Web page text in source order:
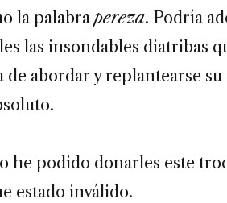
la palabrapereza. Podría
las insondables diatribas
abordar y replantearse su
he podido donarles este
estado inválido.